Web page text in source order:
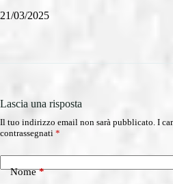
21/03/2025
Lascia una risposta
Il tuo indirizzo email non sarà pubblicato. I
contrassegnati *
Nome*